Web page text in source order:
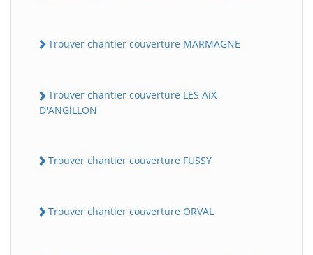
Trouver chantier couverture MARMAGNE
Trouver chantier couverture LES AiX-
D'ANGiLLON
Trouver chantier couverture FUSSY
Trouver chantier couverture ORVAL